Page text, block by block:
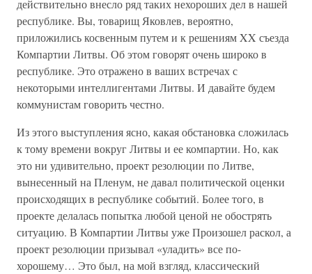
действительно внесло ряд таких нехороших дел в нашей
республике. Вы, товарищ Яковлев, вероятно,
приложились косвенным путем и к решениям XX съезда
Компартии Литвы. Об этом говорят очень широко в
республике. Это отражено в ваших встречах с
некоторыми интеллигентами Литвы. И давайте будем
коммунистам говорить честно.
Из этого выступления ясно, какая обстановка сложилась
к тому времени вокруг Литвы и ее компартии. Но, как
это ни удивительно, проект резолюции по Литве,
вынесенный на Пленум, не давал политической оценки
происходящих в республике событий. Более того, в
проекте делалась попытка любой ценой не обострять
ситуацию. В Компартии Литвы уже Произошел раскол, а
проект резолюции призывал «уладить» все по-
хорошему… Это был, на мой взгляд, классический